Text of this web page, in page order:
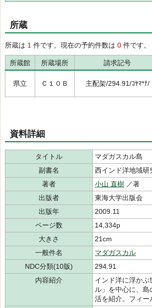
所蔵
所蔵は 1 件です。現在の予約件数は 0 件です。
所蔵館 所蔵場所 請求記号
県立 Ｃ１０Ｂ 主配架/294.91/ｺﾔﾏ*ﾅ/
資料詳細
タイトル
マダガスカル島
副書名
西インド洋地域研
著者
小山 直樹 ／著
出版者
東海大学出版会
出版年
2009.11
ページ数
14,334p
大きさ
21cm
一般件名
マダガスカル
NDC分類(10版)
294.91
内容紹介
インド洋に浮か
ル」を中心に、
活を紹介。フィー